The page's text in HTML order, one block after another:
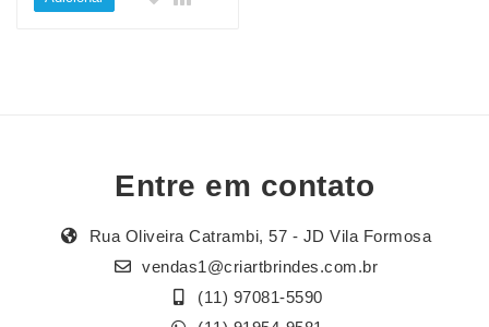
Entre em contato
Rua Oliveira Catrambi, 57 - JD Vila Formosa
vendas1@criartbrindes.com.br
(11) 97081-5590